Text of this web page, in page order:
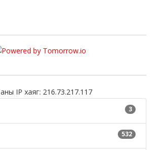
IP хаяг: 216.73.217.117
3
532